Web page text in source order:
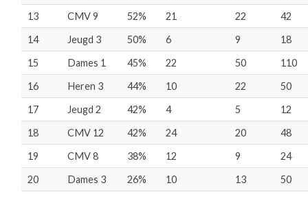
13
CMV 9 52% 21 22
42
14
Jeugd 3 50% 6 9
18
15
Dames 1 45% 22 50
110
16
Heren 3 44% 10 22
50
17
Jeugd 2 42% 4 5
12
18
CMV 12 42% 24 20
48
19
CMV 8 38% 12 9
24
20
Dames 3 26% 10 13 50